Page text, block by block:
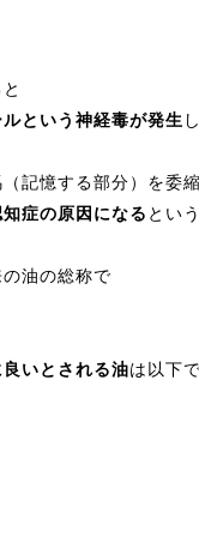
という神経毒が発生
記憶する部分）を委
症の原因になる とい
油の総称で
いとされる油は以下で